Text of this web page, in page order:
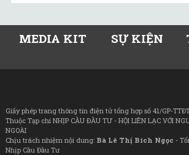
MEDIA KIT SỰ KIỆN
Giấy phép trang thông tin điện tử tổng hợp số 41/GP-
Thuộc Tạp chí NHỊP CẦU ĐẦU TƯ - HỘI LIÊN LẠC VỚI
NGOÀI
Chịu trách nhiệm nội dung: Bà Lê Thị Bích Ngọc -
Nhịp Cầu Đầu Tư